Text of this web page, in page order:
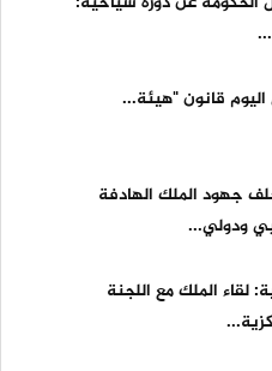
قانون "هيئة...
جهود الملك الهادفة
ودولي...
لقاء الملك مع اللجنة